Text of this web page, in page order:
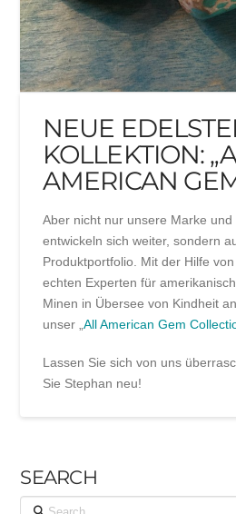
NEUE
KOLLEKTION:
AMERICAN
Aber nicht nur unsere Marke
entwickeln sich weiter, sondern
Produktportfolio. Mit der Hilfe
echten Experten für
Minen in Übersee von Kindheit
unser „All American Gem
Lassen Sie sich von uns
Sie Stephan neu!
SEARCH
Search